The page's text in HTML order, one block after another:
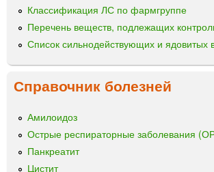
Классификация ЛС по фармгруппе
Перечень веществ, подлежащих
Список сильнодействующих и ядовитых
Справочник болезней
Амилоидоз
Острые респираторные заболевания
Панкреатит
Цистит